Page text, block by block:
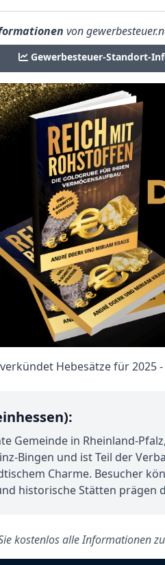
von
Gewerbesteuer-Standort-
Gemeinde in Rheinland-
Bingen und ist Teil der
Charme. Besucher
historische Stätten prägen
kostenlos alle Informationen